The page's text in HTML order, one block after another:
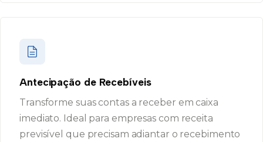
Antecipação de Recebíveis
Transforme suas contas a receber em caixa
imediato. Ideal para empresas com receita
previsível que precisam adiantar o recebimento